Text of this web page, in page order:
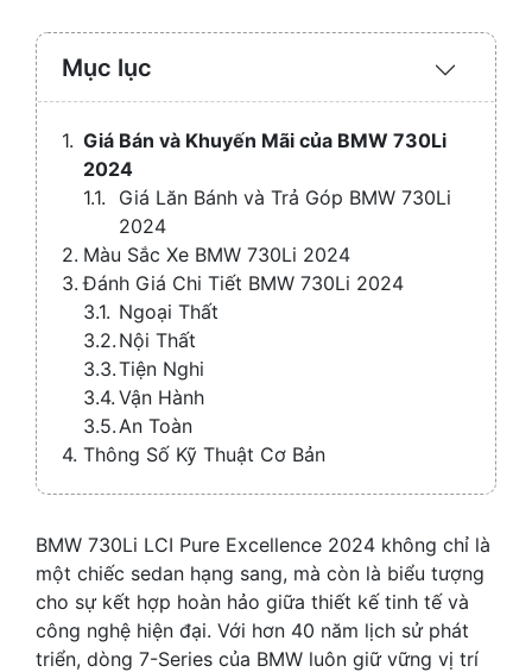
Mục lục
Expand
/
Giá Bán và Khuyến Mãi của BMW 730Li
2024
Giá Lăn Bánh và Trả Góp BMW 730Li
2024
Màu Sắc Xe BMW 730Li 2024
Đánh Giá Chi Tiết BMW 730Li 2024
Ngoại Thất
Nội Thất
Tiện Nghi
Vận Hành
An Toàn
Thông Số Kỹ Thuật Cơ Bản
BMW 730Li LCI Pure Excellence 2024 không chỉ là
một chiếc sedan hạng sang, mà còn là biểu tượng
cho sự kết hợp hoàn hảo giữa thiết kế tinh tế và
công nghệ hiện đại. Với hơn 40 năm lịch sử phát
triển, dòng 7-Series của BMW luôn giữ vững vị trí